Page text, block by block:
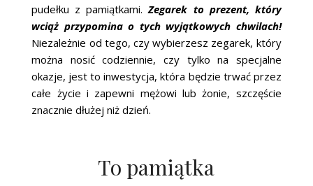
pudełku z pamiątkami.Zegarek to prezent, który
wciąż przypomina o tych wyjątkowych chwilach!
Niezależnie od tego, czy wybierzesz zegarek, który
można nosić codziennie, czy tylko na specjalne
okazje, jest to inwestycja, która będzie trwać przez
całe życie i zapewni mężowi lub żonie, szczęście
znacznie dłużej niż dzień.
To pamiątka